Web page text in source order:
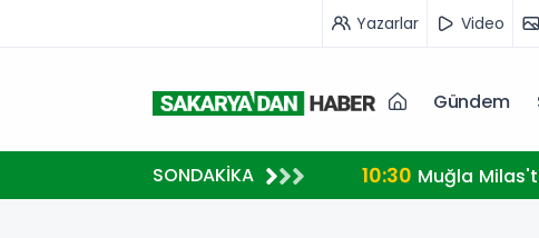
Yazarlar Video
Gündem
SONDAKİKA 10:30 Muğla